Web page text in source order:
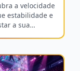
a velocidade
estabilidade e
a sua